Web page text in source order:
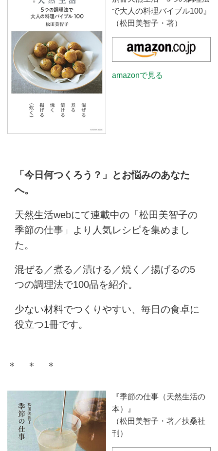
で大人の料理バイブル100』
（松田美智子・著）
amazonで見る
「今日何つくろう？」とお悩みのあなた
へ。
天然生活webにて連載中の「松田美智子の
季節の仕事」より人気レシピを集めまし
た。
混ぜる／煮る／漬ける／焼く／揚げるの5
つの調理法で100品を紹介。
少ない材料でつくりやすい、毎日の食卓に
役立つ1冊です。
＊ ＊ ＊
『季節の仕事（天然生活の
本）』
（松田美智子・著／扶桑社
刊）